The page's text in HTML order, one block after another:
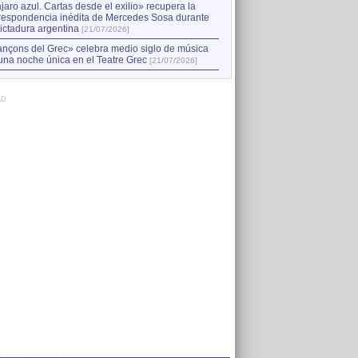
azul. Cartas desde el exilio» recupera la
inédita de Mercedes Sosa durante
argentina [21/07/2026]
del Grec» celebra medio siglo de música
noche única en el Teatre Grec [21/07/2026]